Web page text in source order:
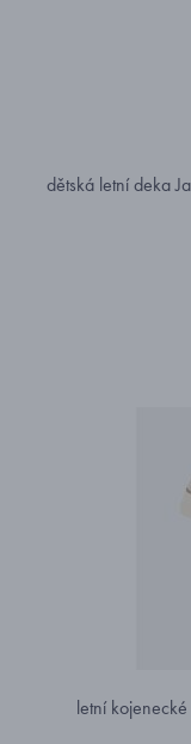
dětská letní deka
letní